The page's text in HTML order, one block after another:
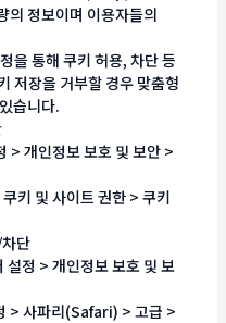
의 정보이며 이용자들의
을 통해 쿠키 허용, 차단 등
저장을 거부할 경우 맞춤형
습니다.
> 개인정보 보호 및 보안 >
키 및 사이트 권한 > 쿠키
단
정 > 개인정보 보호 및 보
> 사파리(Safari) > 고급 >